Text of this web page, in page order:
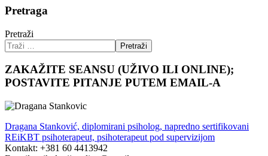
Pretraga
Pretraži
Pretraži
ZAKAŽITE SEANSU (UŽIVO ILI ONLINE);
POSTAVITE PITANJE PUTEM EMAIL-A
Dragana Stanković, diplomirani psiholog, napredno sertifikovani
REiKBT psihoterapeut, psihoterapeut pod supervizijom
Kontakt: +381 60 4413942